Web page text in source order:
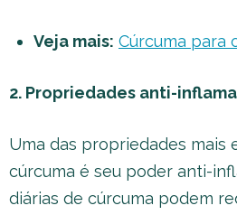
Veja mais: Cúrcuma para
2. Propriedades anti-
Uma das propriedades mais
cúrcuma é seu poder anti-
diárias de cúrcuma podem